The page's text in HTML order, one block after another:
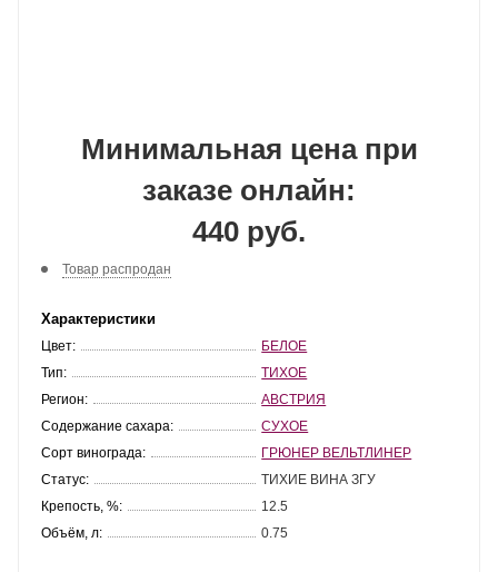
Минимальная цена при
заказе онлайн:
440 руб.
Товар распродан
Характеристики
Цвет:
БЕЛОЕ
Тип:
ТИХОЕ
Регион:
АВСТРИЯ
Содержание сахара:
СУХОЕ
Сорт винограда:
ГРЮНЕР ВЕЛЬТЛИНЕР
Статус:
ТИХИЕ ВИНА ЗГУ
Крепость, %:
12.5
Объём, л:
0.75